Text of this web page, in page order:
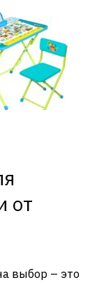
от
выбор – это